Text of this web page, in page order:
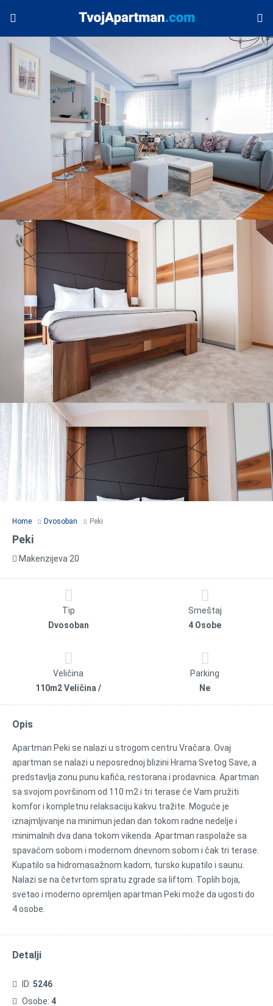
Home Dvosoban Peki
Peki
Makenzijeva 20
Tip
Dvosoban
Smeštaj
4 Osobe
Veličina
110m2 Veličina /
Parking
Ne
Opis
Apartman Peki se nalazi u strogom centru Vračara. Ovaj
apartman se nalazi u neposrednoj blizini Hrama Svetog Save, a
predstavlja zonu punu kafića, restorana i prodavnica. Apartman
sa svojom površinom od 110 m2 i tri terase će Vam pružiti
komfor i kompletnu relaksaciju kakvu tražite. Moguće je
iznajmljivanje na minimun jedan dan tokom radne nedelje i
minimalnih dva dana tokom vikenda. Apartman raspolaže sa
spavaćom sobom i modernom dnevnom sobom i čak tri terase.
Kupatilo sa hidromasažnom kadom, tursko kupatilo i saunu.
Nalazi se na četvrtom spratu zgrade sa liftom. Toplih boja,
svetao i moderno opremljen apartman Peki može da ugosti do
4 osobe.
Detalji
ID: 5246
Osobe: 4